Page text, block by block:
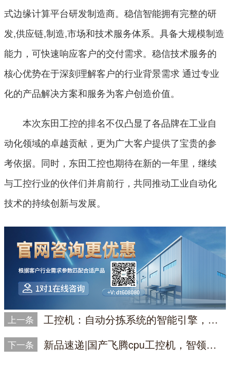
式边缘计算平台研发制造商。稳信智能拥有完整的研
发,供应链,制造,市场和技术服务体系。具备大规模制造
能力，可快速响应客户的交付需求。稳信技术服务的
核心优势在于深刻理解客户的行业背景需求 通过专业
化的产品解决方案和服务为客户创造价值。
本次东田工控的排名不仅凸显了各品牌在工业自
动化领域的卓越贡献，更为广大客户提供了宝贵的参
考依据。同时，东田工控也期待在新的一年里，继续
与工控行业的伙伴们并肩前行，共同推动工业自动化
技术的持续创新与发展。
上一条 工控机：自动分拣系统的智能引擎，引领物流自动化的核心
下一条 新品速递|国产飞腾cpu工控机，智领未来